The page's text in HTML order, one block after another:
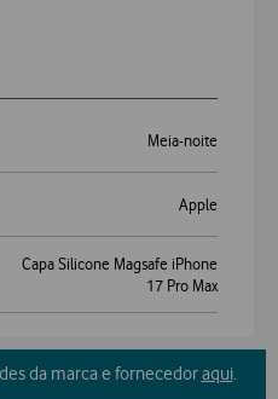
Meia-noite
Apple
Capa Silicone Magsafe iPhone
17 Pro Max
da marca e fornecedoraqui.